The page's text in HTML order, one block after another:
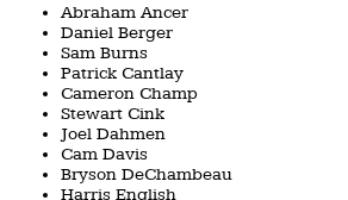
Abraham Ancer
Daniel Berger
Sam Burns
Patrick Cantlay
Cameron Champ
Stewart Cink
Joel Dahmen
Cam Davis
Bryson DeChambeau
Harris English